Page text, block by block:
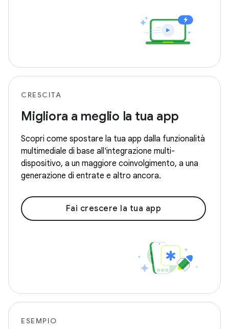
CRESCITA
Migliora a meglio la tua app
Scopri come spostare la tua app dalla funzionalità
multimediale di base all'integrazione multi-
dispositivo, a un maggiore coinvolgimento, a una
generazione di entrate e altro ancora.
Fai crescere la tua app
ESEMPIO